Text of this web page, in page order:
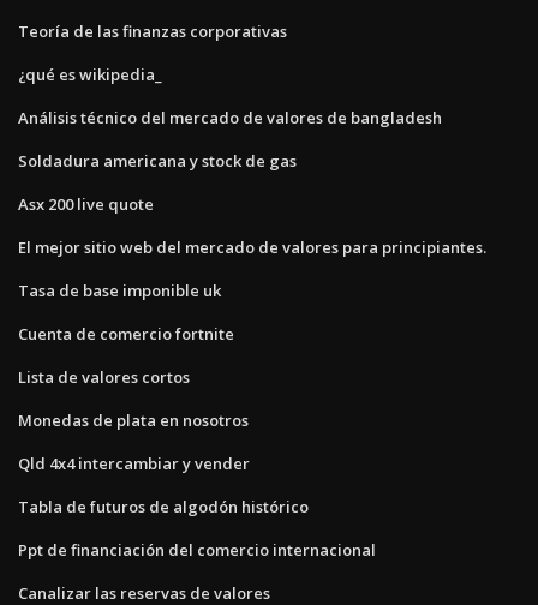
Teoría de las finanzas corporativas
¿qué es wikipedia_
Análisis técnico del mercado de valores de bangladesh
Soldadura americana y stock de gas
Asx 200 live quote
El mejor sitio web del mercado de valores para principiantes.
Tasa de base imponible uk
Cuenta de comercio fortnite
Lista de valores cortos
Monedas de plata en nosotros
Qld 4x4 intercambiar y vender
Tabla de futuros de algodón histórico
Ppt de financiación del comercio internacional
Canalizar las reservas de valores